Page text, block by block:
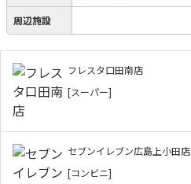
周辺施設
フレスタ口田南店
[スーパー]
セブンイレブン広島上小田店
[コンビニ]